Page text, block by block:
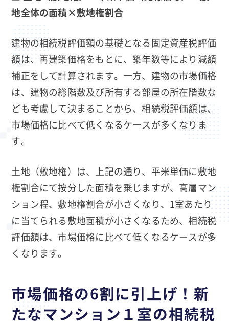
地全体の面積×敷地権割合
建物の相続税評価額の基礎となる固定資産税評価
額は、再建築価格をもとに、築年数等により減額
補正をして計算されます。一方、建物の市場価格
は、建物の総階数及び所有する部屋の所在階数な
ども考慮して決まることから、相続税評価額は、
市場価格に比べて低くなるケースが多くなりま
す。
土地（敷地権）は、上記の通り、平米単価に敷地
権割合にて按分した面積を乗じますが、高層マン
ション程、敷地権割合が小さくなり、1室あたり
に当てられる敷地面積が小さくなるため、相続税
評価額は、市場価格に比べて低くなるケースが多
くなります。
市場価格の6割に引上げ！新
たなマンション１室の相続税